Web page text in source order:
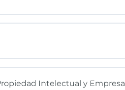
Intelectual y Empresa